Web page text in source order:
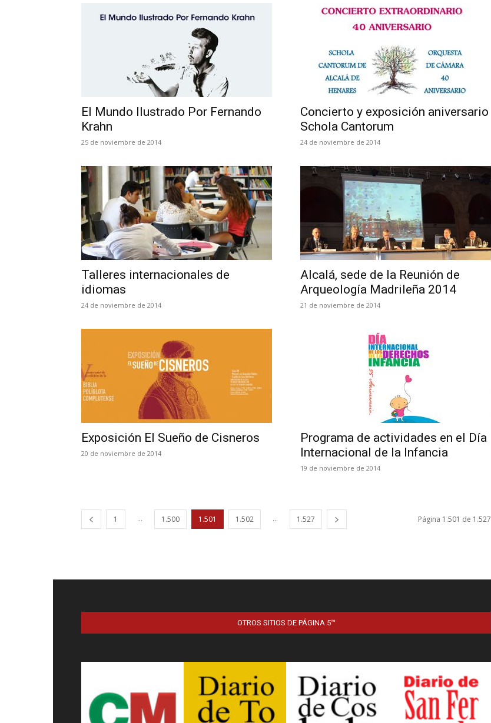
El Mundo Ilustrado Por Fernando
Krahn
25 de noviembre de 2014
Concierto y exposición aniversario
Schola Cantorum
24 de noviembre de 2014
Talleres internacionales de
idiomas
24 de noviembre de 2014
Alcalá, sede de la Reunión de
Arqueología Madrileña 2014
21 de noviembre de 2014
Exposición El Sueño de Cisneros
20 de noviembre de 2014
Programa de actividades en el Día
Internacional de la Infancia
19 de noviembre de 2014
1 ... 1.500 1.501 1.502 ... 1.527 Página 1.501 de 1.527
OTROS SITIOS DE PÁGINA 5™